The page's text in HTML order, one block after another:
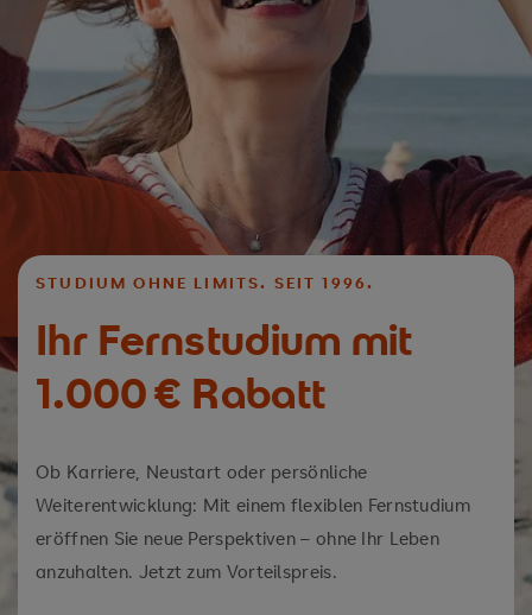
Industrial Engineering B.Sc.
STUDIUM OHNE LIMITS. SEIT 1996.
Ihr Fernstudium mit
1.000 € Rabatt
Ob Karriere, Neustart oder persönliche
Weiterentwicklung: Mit einem flexiblen Fernstudium
eröffnen Sie neue Perspektiven – ohne Ihr Leben
anzuhalten. Jetzt zum Vorteilspreis.